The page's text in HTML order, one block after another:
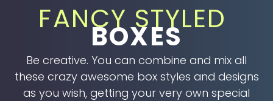
FANCY STYLED
BOXES
Be creative. You can combine and mix all
these crazy awesome box styles and designs
as you wish, getting your very own special